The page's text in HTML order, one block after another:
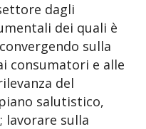
dagli
dei quali è
sulla
consumatori e alle
del
salutistico,
lavorare sulla